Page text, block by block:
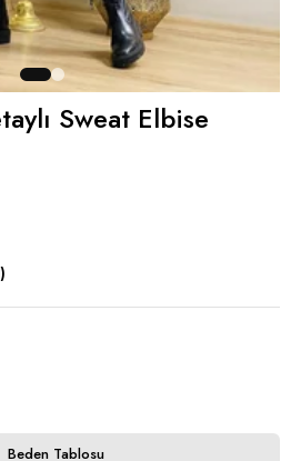
Sweat Elbise
Beden Tablosu